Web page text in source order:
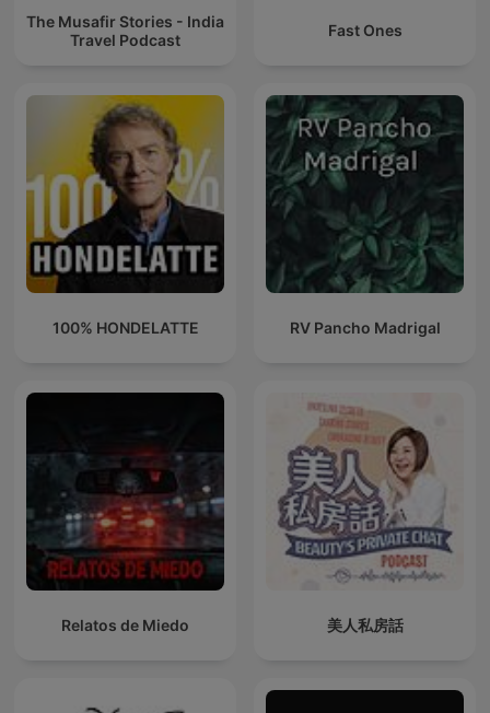
The Musafir Stories - India
Travel Podcast
Fast Ones
100% HONDELATTE RV Pancho Madrigal
Relatos de Miedo 美人私房話